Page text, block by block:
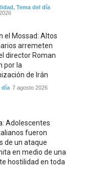
, Tema del día
el Mossad: Altos
arremeten
director Roman
por la
de Irán
día 7 agosto 2026
Adolescentes
fueron
de un ataque
en medio de una
hostilidad en toda